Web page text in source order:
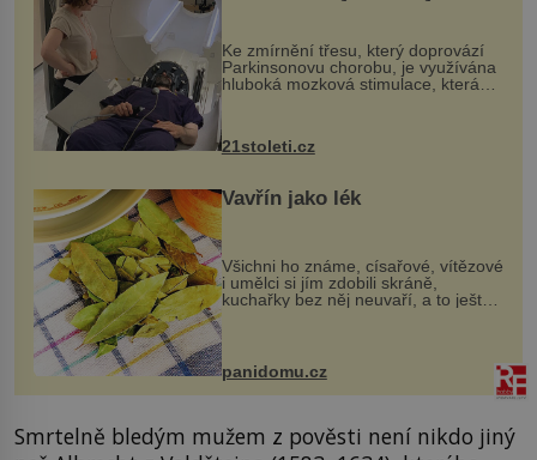
Ke zmírnění třesu, který doprovází
Parkinsonovu chorobu, je využívána
hluboká mozková stimulace, která
však vyžaduje vysoce invazivní
k dostatečně přesnému zacílení ...
21stoleti.cz
Vavřín jako lék
Všichni ho známe, císařové, vítězové
i umělci si jím zdobili skráně,
kuchařky bez něj neuvaří, a to ještě
nevíte, že bobkový list může výrazně
zmírnit některé naše neduhy.
Obsahuje v malém množství ně...
panidomu.cz
Smrtelně bledým mužem z pověsti není nikdo jiný